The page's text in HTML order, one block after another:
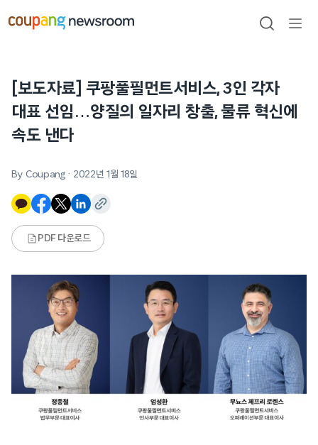
건너뛰기
검색
[보도자료] 쿠팡풀필먼트서비스, 3인 각자
대표 선임…양질의 일자리 창출, 물류 혁신에
속도 낸다
By Coupang · 2022년 1월 18일
PDF 다운로드